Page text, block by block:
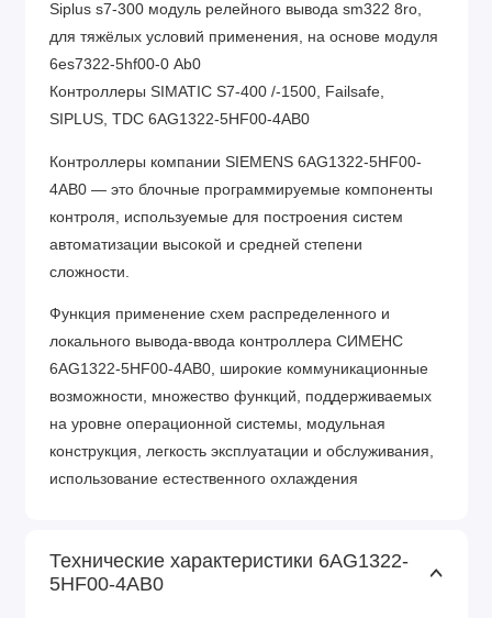
Siplus s7-300 модуль релейного вывода sm322 8ro,
для тяжёлых условий применения, на основе модуля
6es7322-5hf00-0 Аb0
Контроллеры SIMATIC S7-400 /-1500, Failsafe,
SIPLUS, TDC 6AG1322-5HF00-4AB0
Контроллеры компании SIEMENS 6AG1322-5HF00-
4AB0 — это блочные программируемые компоненты
контроля, используемые для построения систем
автоматизации высокой и средней степени
сложности.
Функция применение схем распределенного и
локального вывода-ввода контроллера СИМЕНС
6AG1322-5HF00-4AB0, широкие коммуникационные
возможности, множество функций, поддерживаемых
на уровне операционной системы, модульная
конструкция, легкость эксплуатации и обслуживания,
использование естественного охлаждения
автоматизированного контроля в различных областях
промышленного производства.
Технические характеристики 6AG1322-
5HF00-4AB0